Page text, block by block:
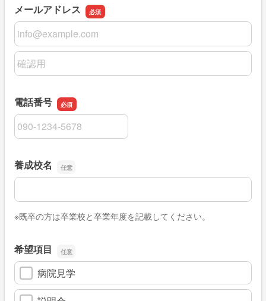
メールアドレス
メールアドレス
メールアドレスの確認用
電話番号
電話番号
養成校名
養成校名
※既卒の方は卒業校と卒業年度を記載してください。
希望項目
病院見学